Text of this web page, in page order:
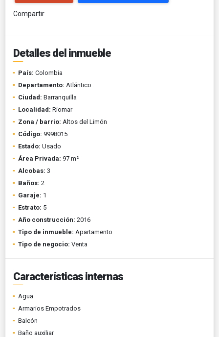
Compartir
Detalles del inmueble
País: Colombia
Departamento: Atlántico
Ciudad: Barranquilla
Localidad: Riomar
Zona / barrio: Altos del Limón
Código: 9998015
Estado: Usado
Área Privada: 97 m²
Alcobas: 3
Baños: 2
Garaje: 1
Estrato: 5
Año construcción: 2016
Tipo de inmueble: Apartamento
Tipo de negocio: Venta
Características internas
Agua
Armarios Empotrados
Balcón
Baño auxiliar